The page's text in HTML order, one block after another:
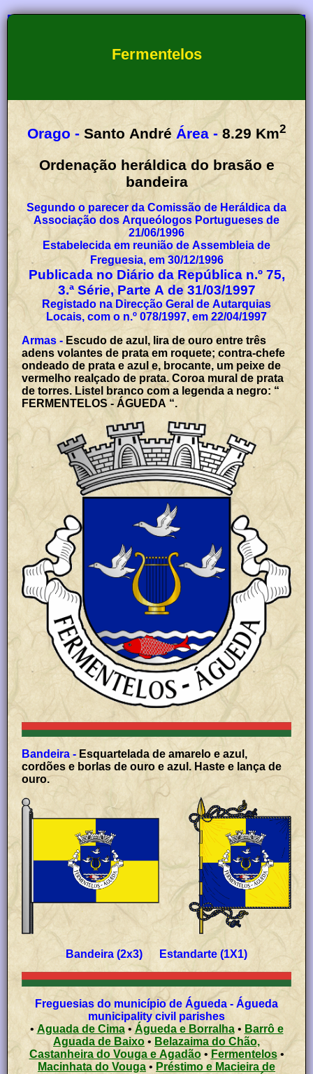
Fermentelos
Orago - Santo André Área - 8.29 Km2
Ordenação heráldica do brasão e
bandeira
Segundo o parecer da Comissão de Heráldica da
Associação dos Arqueólogos Portugueses de
21/06/1996
Estabelecida em reunião de Assembleia de
Freguesia, em 30/12/1996
Publicada no Diário da República n.º 75,
3.ª Série, Parte A de 31/03/1997
Registado na Direcção Geral de Autarquias
Locais, com o n.º 078/1997, em 22/04/1997
Armas - Escudo de azul, lira de ouro entre três
adens volantes de prata em roquete; contra-chefe
ondeado de prata e azul e, brocante, um peixe de
vermelho realçado de prata. Coroa mural de prata
de torres. Listel branco com a legenda a negro: “
FERMENTELOS - ÁGUEDA “.
Bandeira - Esquartelada de amarelo e azul,
cordões e borlas de ouro e azul. Haste e lança de
ouro.
Bandeira (2x3) Estandarte (1X1)
Freguesias do município de Águeda - Águeda
municipality civil parishes
•Aguada de Cima•Águeda e Borralha• Barrô e
Aguada de Baixo • Belazaima do Chão,
Castanheira do Vouga e Agadão• Fermentelos•
Macinhata do Vouga • Préstimo e Macieira de